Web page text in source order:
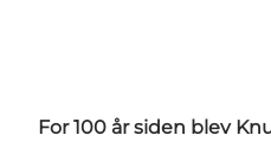
For 100 år siden blev